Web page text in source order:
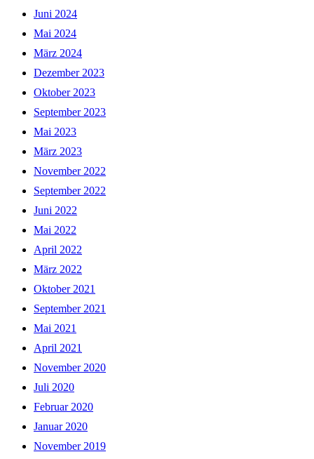
Juni 2024
Mai 2024
März 2024
Dezember 2023
Oktober 2023
September 2023
Mai 2023
März 2023
November 2022
September 2022
Juni 2022
Mai 2022
April 2022
März 2022
Oktober 2021
September 2021
Mai 2021
April 2021
November 2020
Juli 2020
Februar 2020
Januar 2020
November 2019